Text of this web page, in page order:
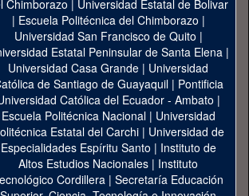
Chimborazo | Universidad Estatal de Bolivar
| Escuela Politécnica del Chimborazo |
Universidad San Francisco de Quito |
Estatal Peninsular de Santa Elena|
Universidad Casa Grande | Universidad
de Santiago de Guayaquil| Pontificia
Católica del Ecuador - Ambato |
Escuela Politécnica Nacional| Universidad
Estatal del Carchi| Universidad de
Especialidades Espíritu Santo | Instituto de
Altos Estudios Nacionales | Instituto
Cordillera | Secretaría Educación